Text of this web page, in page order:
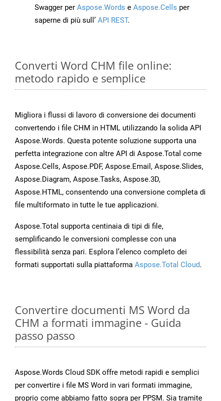
Swagger per Aspose.Words e Aspose.Cells per
saperne di più sull’ API REST.
Converti Word CHM file online:
metodo rapido e semplice
Migliora i flussi di lavoro di conversione dei documenti
convertendo i file CHM in HTML utilizzando la solida API
Aspose.Words. Questa potente soluzione supporta una
perfetta integrazione con altre API di Aspose.Total come
Aspose.Cells, Aspose.PDF, Aspose.Email, Aspose.Slides,
Aspose.Diagram, Aspose.Tasks, Aspose.3D,
Aspose.HTML, consentendo una conversione completa di
file multiformato in tutte le tue applicazioni.
Aspose.Total supporta centinaia di tipi di file,
semplificando le conversioni complesse con una
flessibilità senza pari. Esplora l’elenco completo dei
formati supportati sulla piattaforma Aspose.Total Cloud.
Convertire documenti MS Word da
CHM a formati immagine - Guida
passo passo
Aspose.Words Cloud SDK offre metodi rapidi e semplici
per convertire i file MS Word in vari formati immagine,
proprio come abbiamo fatto sopra per PPSM. Sia tramite